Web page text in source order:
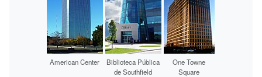
American Center
Biblioteca Pública
de Southfield
One Towne
Square